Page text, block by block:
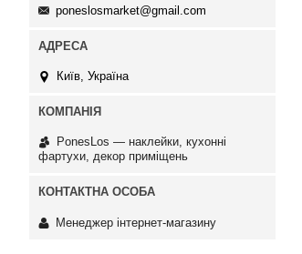
poneslosmarket@gmail.com
Київ, Україна
PonesLos ― наклейки, кухонні
фартухи, декор приміщень
Менеджер інтернет-магазину